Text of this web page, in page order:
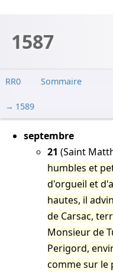
1587
RR0 Sommaire
1589
septembre
21 (Saint
humbles et
d'orgueil et
hautes, il
de Carsac,
Monsieur de
Perigord,
comme sur le